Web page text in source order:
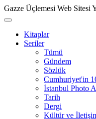
Gazze Üçlemesi Web Sitesi
Kitaplar
Seriler
Tümü
Gündem
Sözlük
Cumhuriyet'in
İstanbul Photo
Tarih
Dergi
Kültür ve